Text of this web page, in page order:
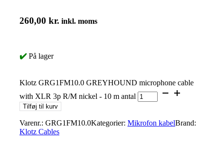
260,00 kr. inkl. moms
✔️ På lager
Klotz GRG1FM10.0 GREYHOUND microphone cable
with XLR 3p R/M nickel - 10 m antal
Tilføj til kurv
Varenr.: GRG1FM10.0Kategorier: Mikrofon kabelBrand:
Klotz Cables